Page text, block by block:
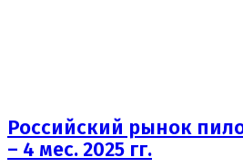
Российский рынок
– 4 мес. 2025 гг.